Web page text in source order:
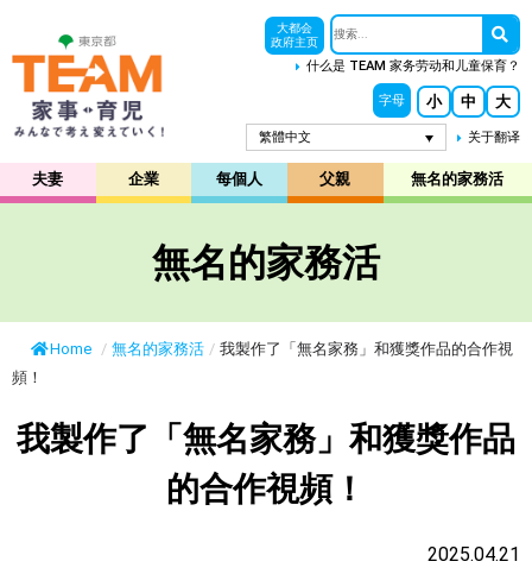
大都会
政府主页
什么是 TEAM 家务劳动和儿童保育？
字母 小 中 大
繁體中文 关于翻译
夫妻 企業 每個人 父親 無名的家務活
無名的家務活
Home / 無名的家務活 / 我製作了「無名家務」和獲獎作品的合作視
頻！
我製作了「無名家務」和獲獎作品
的合作視頻！
2025.04.21